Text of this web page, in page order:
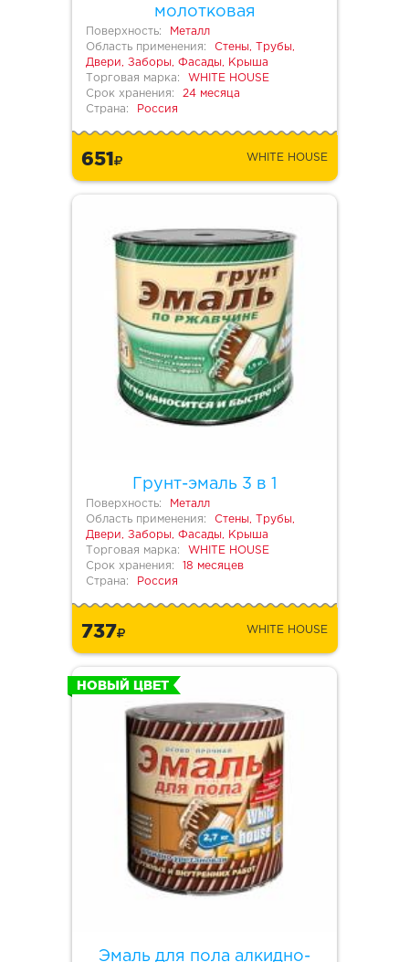
молотковая
Поверхность:
Металл
Область применения:
Стены, Трубы,
Двери, Заборы, Фасады, Крыша
Торговая марка:
WHITE HOUSE
Срок хранения:
24 месяца
Страна:
Россия
651 WHITE HOUSE
Грунт-эмаль 3 в 1
Поверхность:
Металл
Область применения:
Стены, Трубы,
Двери, Заборы, Фасады, Крыша
Торговая марка:
WHITE HOUSE
Срок хранения:
18 месяцев
Страна:
Россия
737 WHITE HOUSE
Эмаль для пола алкидно-
НОВЫЙ ЦВЕТ